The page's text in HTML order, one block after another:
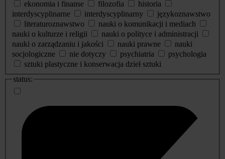
ekonomia i finanse
filozofia
historia
interdyscyplinarne
interdyscyplinarny
językoznawstwo
literaturoznawstwo
nauki o komunikacji i mediach
nauki o kulturze i religii
nauki o polityce i administracji
nauki o zarządzaniu i jakości
nauki prawne
nauki
socjologiczne
nie dotyczy psychiatria
psychologia
sztuki plastyczne i konserwacja dzieł sztuki
status: